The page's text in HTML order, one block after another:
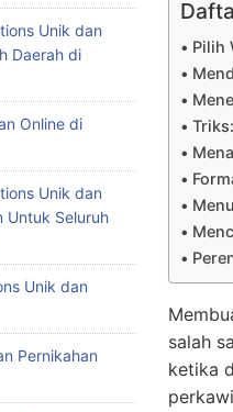
Pilih
Triks:
salah
ketika
Unik dan
Daerah di
Online di
Unik dan
Untuk Seluruh
Unik dan
Pernikahan